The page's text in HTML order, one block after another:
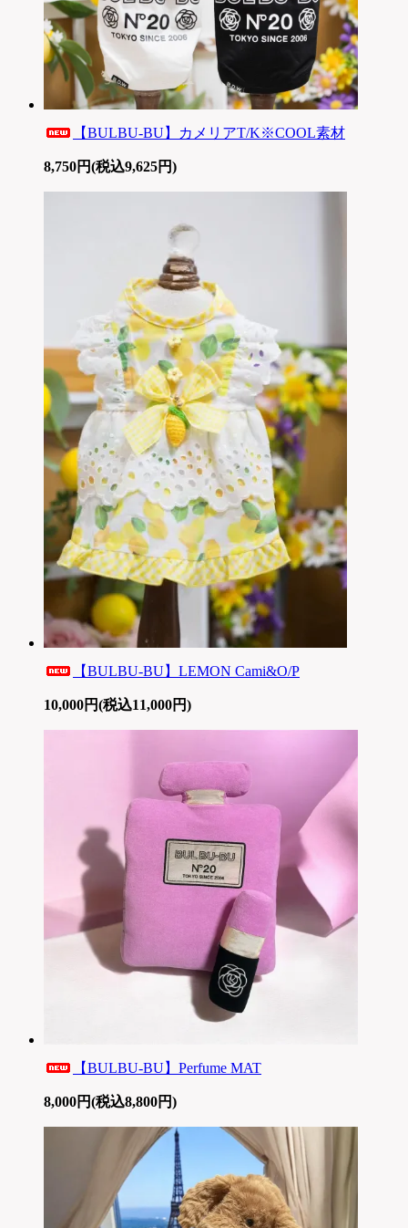
【BULBU-BU】カメリアT/K※COOL素材
8,750円(税込9,625円)
【BULBU-BU】LEMON Cami&O/P
10,000円(税込11,000円)
【BULBU-BU】Perfume MAT
8,000円(税込8,800円)